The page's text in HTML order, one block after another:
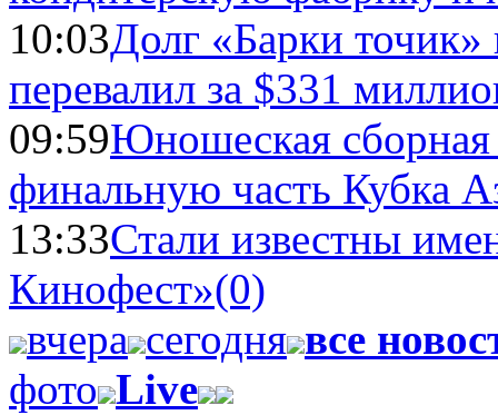
10:03Долг «Барки
перевалил за $331
09:59Юношеская
финальную часть Кубка
13:33Стали известны
Кинофест»(0)
вчера сегодня все
фото Live